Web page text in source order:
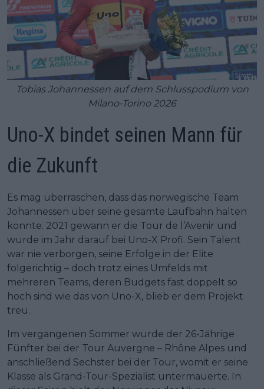
Tobias Johannessen auf dem Schluss­podium von
Milano-Torino 2026
Uno-X bindet seinen Mann für
die Zukunft
Es mag überraschen, dass das norwegische Team
Johannessen über seine gesamte Laufbahn halten
konnte. 2021 gewann er die Tour de l’Avenir und
wurde im Jahr darauf bei Uno-X Profi. Sein Talent
war nie verborgen, seine Erfolge in der Elite
folgerichtig – doch trotz eines Umfelds mit
mehreren Teams, deren Budgets fast doppelt so
hoch sind wie das von Uno-X, blieb er dem Projekt
treu.
Im vergangenen Sommer wurde der 26-Jährige
Fünfter bei der Tour Auvergne – Rhône Alpes und
anschließend Sechster bei der Tour, womit er seine
Klasse als Grand-Tour-Spezialist untermauerte. In